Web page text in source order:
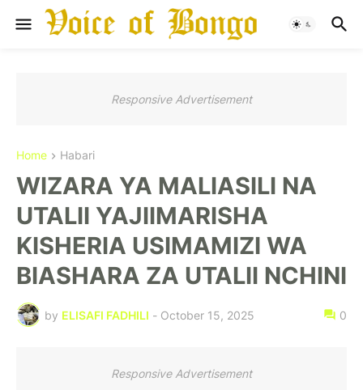
Responsive Advertisement
Home Habari
WIZARA YA MALIASILI NA
UTALII YAJIIMARISHA
KISHERIA USIMAMIZI WA
BIASHARA ZA UTALII NCHINI
by ELISAFI FADHILI - October 15, 2025 0
Responsive Advertisement